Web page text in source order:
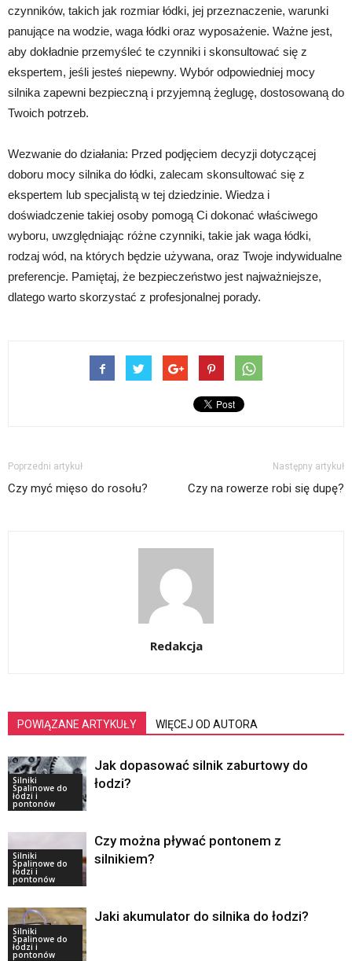
czynników, takich jak rozmiar łódki, jej przeznaczenie, warunki
panujące na wodzie, waga łódki oraz wyposażenie. Ważne jest,
aby dokładnie przemyśleć te czynniki i skonsultować się z
ekspertem, jeśli jesteś niepewny. Wybór odpowiedniej mocy
silnika zapewni bezpieczną i przyjemną żeglugę, dostosowaną do
Twoich potrzeb.
Wezwanie do działania: Przed podjęciem decyzji dotyczącej
doboru mocy silnika do łódki, zalecam skonsultować się z
ekspertem lub specjalistą w tej dziedzinie. Wiedza i
doświadczenie takiej osoby pomogą Ci dokonać właściwego
wyboru, uwzględniając różne czynniki, takie jak waga łódki,
rodzaj wód, na których będzie używana, oraz Twoje indywidualne
preferencje. Pamiętaj, że bezpieczeństwo jest najważniejsze,
dlatego warto skorzystać z profesjonalnej porady.
Poprzedni artykuł
Czy myć mięso do rosołu?
Następny artykuł
Czy na rowerze robi się dupę?
Redakcja
POWIĄZANE ARTYKUŁY WIĘCEJ OD AUTORA
Silniki
Spalinowe do
łodzi i
pontonów
Jak dopasować silnik zaburtowy do
łodzi?
Silniki
Spalinowe do
łodzi i
pontonów
Czy można pływać pontonem z
silnikiem?
Silniki
Spalinowe do
łodzi i
pontonów
Jaki akumulator do silnika do łodzi?